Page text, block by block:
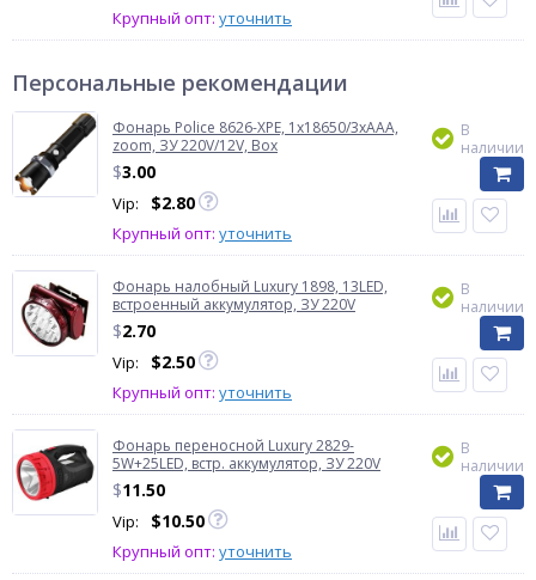
Крупный опт: уточнить
Персональные рекомендации
Фонарь Police 8626-XPE, 1х18650/3xAAA,
zoom, ЗУ 220V/12V, Box
$3.00
Vip: $2.80
Крупный опт: уточнить
В
наличии
Фонарь налобный Luxury 1898, 13LED,
встроенный аккумулятор, ЗУ 220V
$2.70
Vip: $2.50
Крупный опт: уточнить
В
наличии
Фонарь переносной Luxury 2829-
5W+25LED, встр. аккумулятор, ЗУ 220V
$11.50
Vip: $10.50
Крупный опт: уточнить
В
наличии